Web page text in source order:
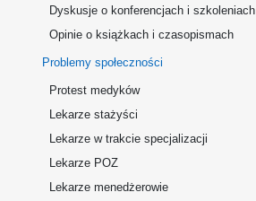
Dyskusje o konferencjach i szkoleniach
Opinie o książkach i czasopismach
Problemy społeczności
Protest medyków
Lekarze stażyści
Lekarze w trakcie specjalizacji
Lekarze POZ
Lekarze menedżerowie